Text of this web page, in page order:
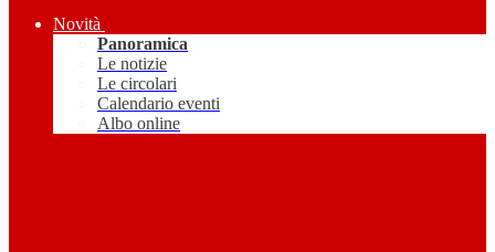
Novità
Panoramica
Le notizie
Le circolari
Calendario eventi
Albo online